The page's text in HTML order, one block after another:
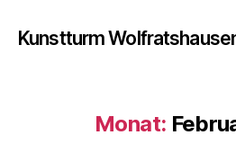
Kunstturm
Monat: